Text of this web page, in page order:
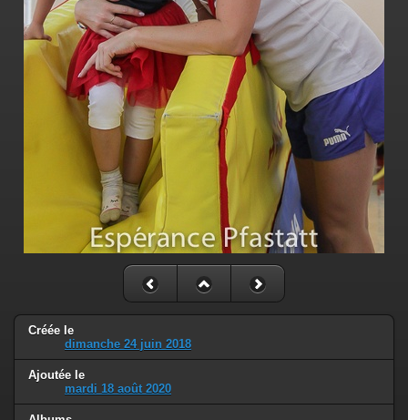
Créée le
dimanche 24 juin 2018
Ajoutée le
mardi 18 août 2020